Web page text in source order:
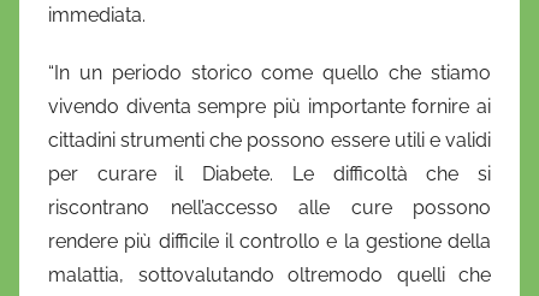
immediata.
“In un periodo storico come quello che stiamo
vivendo diventa sempre più importante fornire ai
cittadini strumenti che possono essere utili e validi
per curare il Diabete. Le difficoltà che si
riscontrano nell’accesso alle cure possono
rendere più difficile il controllo e la gestione della
malattia, sottovalutando oltremodo quelli che